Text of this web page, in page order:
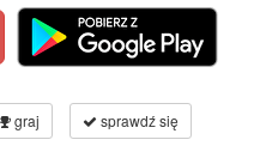
graj sprawdź się